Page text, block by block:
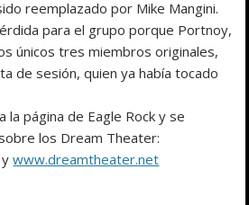
reemplazado por Mike Mangini.
para el grupo porque Portnoy,
únicos tres miembros originales,
de sesión, quien ya había tocado
la página de Eagle Rock y se
los Dream Theater:
ywww.dreamtheater.net